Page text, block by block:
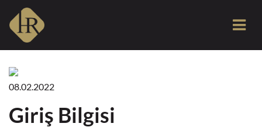
08.02.2022
Giriş Bilgisi